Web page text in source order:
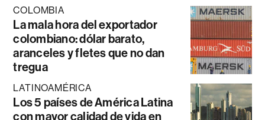
COLOMBIA
La mala hora del exportador
colombiano: dólar barato,
aranceles y fletes que no dan
tregua
LATINOAMÉRICA
Los 5 países de América Latina
con mayor calidad de vida en